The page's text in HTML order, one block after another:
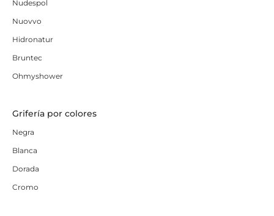
Nudespol
Nuovvo
Hidronatur
Bruntec
Ohmyshower
Grifería por colores
Negra
Blanca
Dorada
Cromo